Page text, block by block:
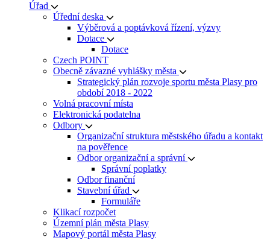
Úřad
Úřední deska
Výběrová a poptávková řízení, výzvy
Dotace
Dotace
Czech POINT
Obecně závazné vyhlášky města
Strategický plán rozvoje sportu města Plasy pro
období 2018 - 2022
Volná pracovní místa
Elektronická podatelna
Odbory
Organizační struktura městského úřadu a kontakt
na pověřence
Odbor organizační a správní
Správní poplatky
Odbor finanční
Stavební úřad
Formuláře
Klikací rozpočet
Územní plán města Plasy
Mapový portál města Plasy